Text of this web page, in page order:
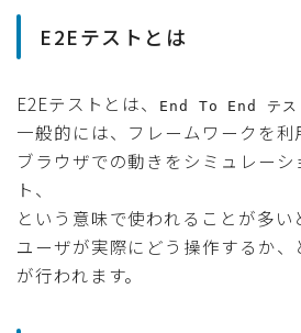
E2Eテストとは
E2Eテストとは、 End To End テス
一般的には、フレームワークを利
ブラウザでの動きをシミュレー
ト、
という意味で使われることが多い
ユーザが実際にどう操作するか、
が行われます。